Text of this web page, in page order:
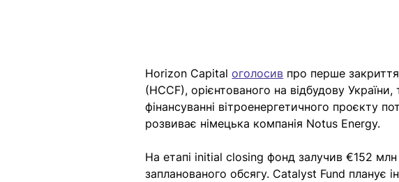
Horizon Capital оголосив про перше
(HCCF), орієнтованого на відбудову
фінансуванні вітроенергетичного проєкту
розвиває німецька компанія Notus Energy.
На етапі initial closing фонд залучив €152
запланованого обсягу. Catalyst Fund планує